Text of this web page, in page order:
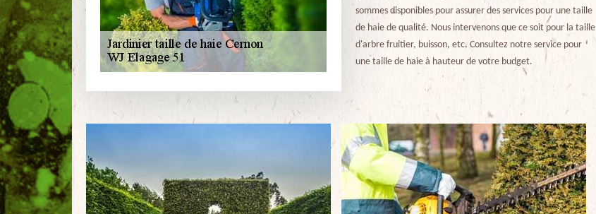
sommes disponibles pour assurer des services pour une taille
de haie de qualité. Nous intervenons que ce soit pour la taille
d'arbre fruitier, buisson, etc. Consultez notre service pour
une taille de haie à hauteur de votre budget.